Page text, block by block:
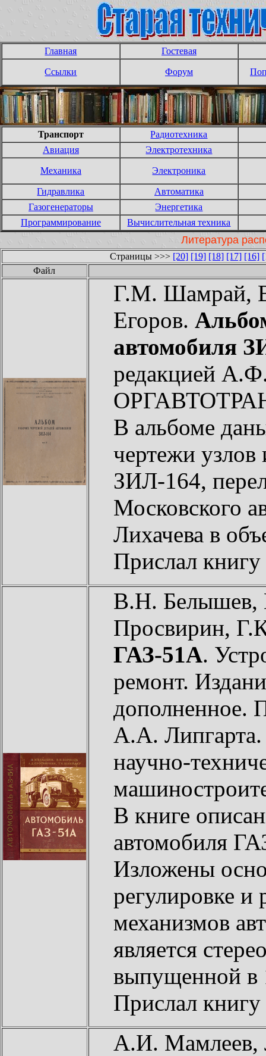
Главная Гостевая
Ссылки Форум
Транспорт
Радиотехника
Авиация
Электротехника
Механика Электроника
Гидравлика
Автоматика
Газогенераторы
Энергетика
Программирование
Вычислительная техника
Литература
Страницы >>> [20] [19] [18] [17] [16]
Файл
Г.М. Шамрай,
Егоров.
автомобиля
редакцией
В альбоме
чертежи узлов
ЗИЛ-164,
Московского
Лихачева в
Прислал книгу
В.Н. Белышев,
Просвирин,
ГАЗ-51А.
ремонт.
дополненное.
А.А. Липгарта.
научно-
В книге
автомобиля
Изложены
регулировке и
механизмов
является
выпущенной в
Прислал книгу
А.И.